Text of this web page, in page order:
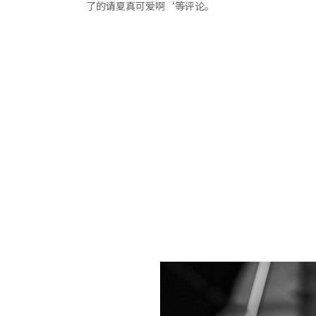
了的请夏真可爱啊‘等评论。